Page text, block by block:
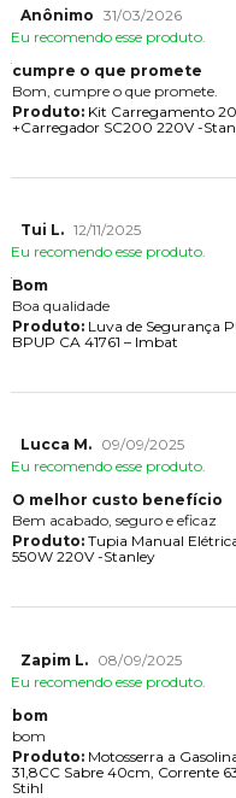
Anônimo 31/03/2026
Eu recomendo esse produto.
cumpre o que promete
Bom, cumpre o que promete.
Produto:Kit Carregamento
+Carregador SC200 220V -
Tui L. 12/11/2025
Eu recomendo esse produto.
Bom
Boa qualidade
Produto:Luva de Segurança
BPUP CA 41761 – Imbat
Lucca M.
09/09/2025
Eu recomendo esse produto.
O melhor custo benefício
Bem acabado, seguro e eficaz
Produto:Tupia Manual
550W 220V -Stanley
Zapim L.
08/09/2025
Eu recomendo esse produto.
bom
bom
Produto:Motosserra a
31,8CC Sabre 40cm, Corrente
Stihl